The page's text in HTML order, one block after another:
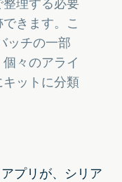
きます。こ
ッチの一部
々のアライ
ットに分類
プリが、シリア